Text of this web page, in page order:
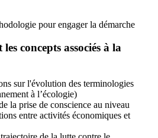
pour engager la démarche
concepts associés à la
sur l'évolution des terminologies
à l’écologie)
la prise de conscience au niveau
entre activités économiques et